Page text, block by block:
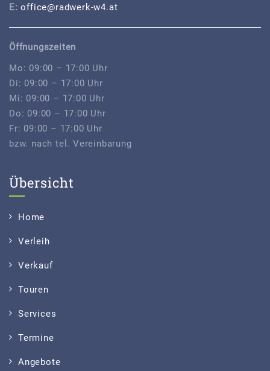
E: office@radwerk-w4.at
Öffnungszeiten
Mo: 09:00 – 17:00 Uhr
Di: 09:00 – 17:00 Uhr
Mi: 09:00 – 17:00 Uhr
Do: 09:00 – 17:00 Uhr
Fr: 09:00 – 17:00 Uhr
bzw. nach tel. Vereinbarung
Übersicht
Home
Verleih
Verkauf
Touren
Services
Termine
Angebote